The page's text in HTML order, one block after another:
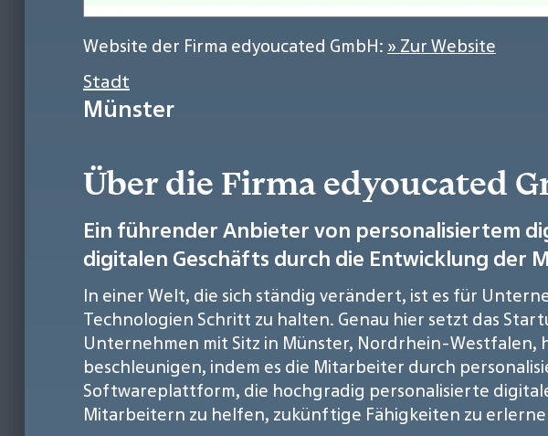
Website der Firma edyoucated GmbH: » Zur Website
Stadt
Münster
Über die Firma edyoucated
Ein führender Anbieter von personalisiertem
digitalen Geschäfts durch die Entwicklung der
In einer Welt, die sich ständig verändert, ist es für
Technologien Schritt zu halten. Genau hier setzt das
Unternehmen mit Sitz in Münster, Nordrhein-Westfalen,
beschleunigen, indem es die Mitarbeiter durch
Softwareplattform, die hochgradig personalisierte
Mitarbeitern zu helfen, zukünftige Fähigkeiten zu